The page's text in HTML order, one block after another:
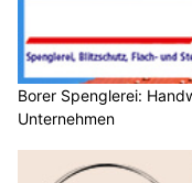
Borer Spenglerei:
Unternehmen